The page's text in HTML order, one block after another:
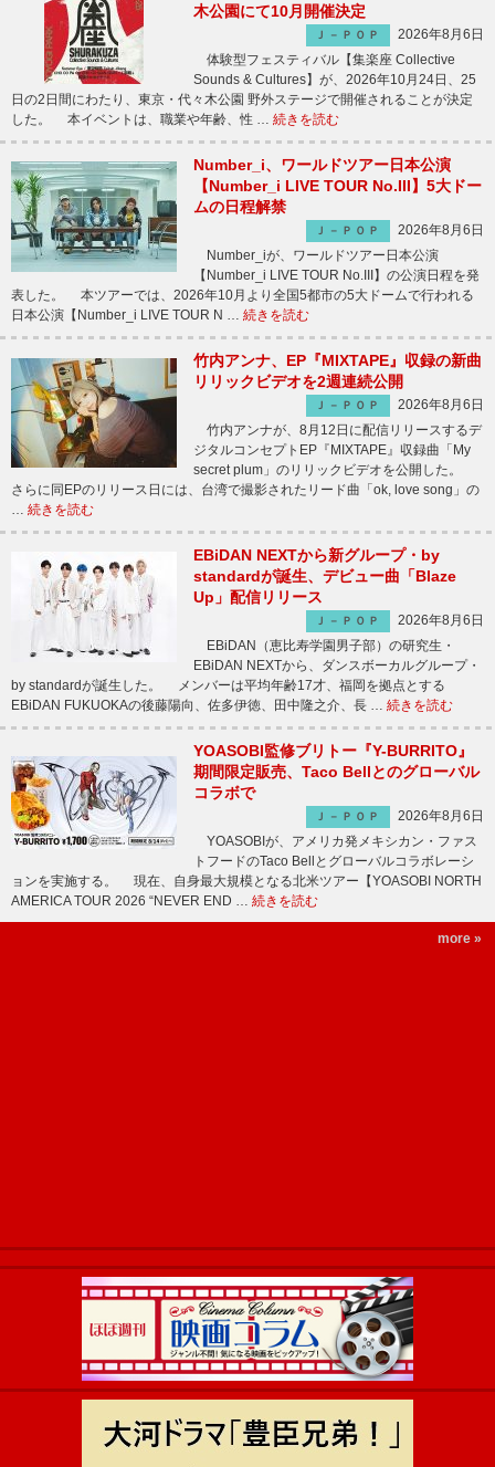
木公園にて10月開催決定
Ｊ－ＰＯＰ
2026年8月6日
体験型フェスティバル【集楽座 Collective
Sounds & Cultures】が、2026年10月24日、25
日の2日間にわたり、東京・代々木公園 野外ステージで開催されることが決定
した。 本イベントは、職業や年齢、性 … 続きを読む
Number_i、ワールドツアー日本公演
【Number_i LIVE TOUR No.III】5大ドー
ムの日程解禁
Ｊ－ＰＯＰ
2026年8月6日
Number_iが、ワールドツアー日本公演
【Number_i LIVE TOUR No.III】の公演日程を発
表した。 本ツアーでは、2026年10月より全国5都市の5大ドームで行われる
日本公演【Number_i LIVE TOUR N … 続きを読む
竹内アンナ、EP『MIXTAPE』収録の新曲
リリックビデオを2週連続公開
Ｊ－ＰＯＰ
2026年8月6日
竹内アンナが、8月12日に配信リリースするデ
ジタルコンセプトEP『MIXTAPE』収録曲「My
secret plum」のリリックビデオを公開した。
さらに同EPのリリース日には、台湾で撮影されたリード曲「ok, love song」の
… 続きを読む
EBiDAN NEXTから新グループ・by
standardが誕生、デビュー曲「Blaze
Up」配信リリース
Ｊ－ＰＯＰ
2026年8月6日
EBiDAN（恵比寿学園男子部）の研究生・
EBiDAN NEXTから、ダンスボーカルグループ・
by standardが誕生した。 メンバーは平均年齢17才、福岡を拠点とする
EBiDAN FUKUOKAの後藤陽向、佐多伊徳、田中隆之介、長 … 続きを読む
YOASOBI監修ブリトー『Y-BURRITO』
期間限定販売、Taco Bellとのグローバル
コラボで
Ｊ－ＰＯＰ
2026年8月6日
YOASOBIが、アメリカ発メキシカン・ファス
トフードのTaco Bellとグローバルコラボレーシ
ョンを実施する。 現在、自身最大規模となる北米ツアー【YOASOBI NORTH
AMERICA TOUR 2026 “NEVER END … 続きを読む
more »